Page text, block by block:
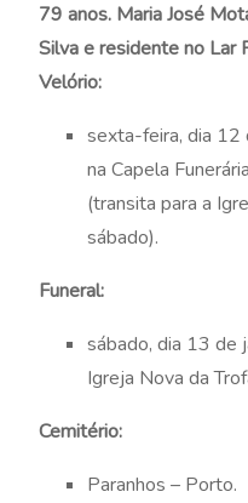
79 anos. Maria José
Silva e residente no Lar
Velório:
sexta-feira, dia 12
na Capela
(transita para a
sábado).
Funeral:
sábado, dia 13 de
Igreja Nova da
Cemitério:
Paranhos – Porto.